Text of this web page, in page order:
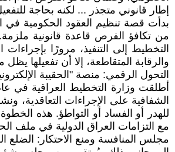
إطار قانوني متجذر ... لكنه بحاجة
التخطيط إلى التنفيذ، مرورًا
والرقابة المتقاطعة، إلا أن تفعيلها
التحول الرقمي: منصة "الحقيبة
الشفافية على الإجراءات التعاقدية،
للهدر أو الفساد أو التواطؤ. هذه
مع التزامات العراق الدولية في ملف
مجلس المنافسة ومنع الاحتكار: الضلع